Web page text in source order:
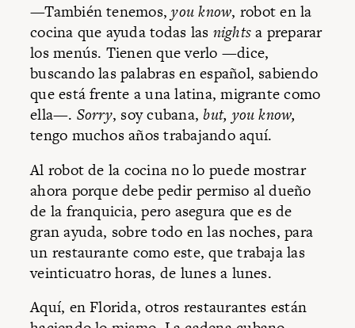
—También tenemos,you know, robot en la
cocina que ayuda todas las nightsa preparar
los menús. Tienen que verlo —dice,
buscando las palabras en español, sabiendo
que está frente a una latina, migrante como
ella—. Sorry, soy cubana,but, you know,
tengo muchos años trabajando aquí.
Al robot de la cocina no lo puede mostrar
ahora porque debe pedir permiso al dueño
de la franquicia, pero asegura que es de
gran ayuda, sobre todo en las noches, para
un restaurante como este, que trabaja las
veinticuatro horas, de lunes a lunes.
Aquí, en Florida, otros restaurantes están